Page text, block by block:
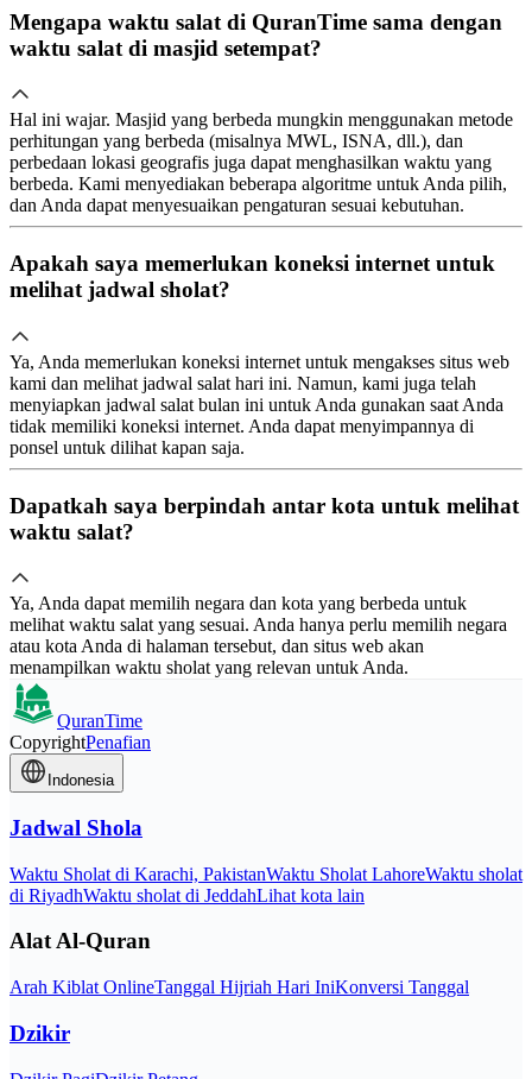
Mengapa waktu salat di QuranTime sama dengan
waktu salat di masjid setempat?
Hal ini wajar. Masjid yang berbeda mungkin menggunakan metode
perhitungan yang berbeda (misalnya MWL, ISNA, dll.), dan
perbedaan lokasi geografis juga dapat menghasilkan waktu yang
berbeda. Kami menyediakan beberapa algoritme untuk Anda pilih,
dan Anda dapat menyesuaikan pengaturan sesuai kebutuhan.
Apakah saya memerlukan koneksi internet untuk
melihat jadwal sholat?
Ya, Anda memerlukan koneksi internet untuk mengakses situs web
kami dan melihat jadwal salat hari ini. Namun, kami juga telah
menyiapkan jadwal salat bulan ini untuk Anda gunakan saat Anda
tidak memiliki koneksi internet. Anda dapat menyimpannya di
ponsel untuk dilihat kapan saja.
Dapatkah saya berpindah antar kota untuk melihat
waktu salat?
Ya, Anda dapat memilih negara dan kota yang berbeda untuk
melihat waktu salat yang sesuai. Anda hanya perlu memilih negara
atau kota Anda di halaman tersebut, dan situs web akan
menampilkan waktu sholat yang relevan untuk Anda.
QuranTime
CopyrightPenafian
Indonesia
Jadwal Shola
Waktu Sholat di Karachi, PakistanWaktu Sholat LahoreWaktu sholat
di RiyadhWaktu sholat di JeddahLihat kota lain
Alat Al-Quran
Arah Kiblat OnlineTanggal Hijriah Hari IniKonversi Tanggal
Dzikir